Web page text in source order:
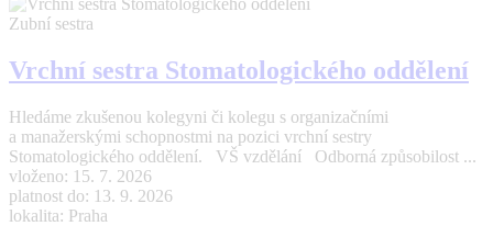
Zubní sestra
Vrchní sestra Stomatologického oddělení
Hledáme zkušenou kolegyni či kolegu s organizačními
a manažerskými schopnostmi na pozici vrchní sestry
Stomatologického oddělení. VŠ vzdělání Odborná způsobilost ...
vloženo: 15. 7. 2026
platnost do: 13. 9. 2026
lokalita: Praha